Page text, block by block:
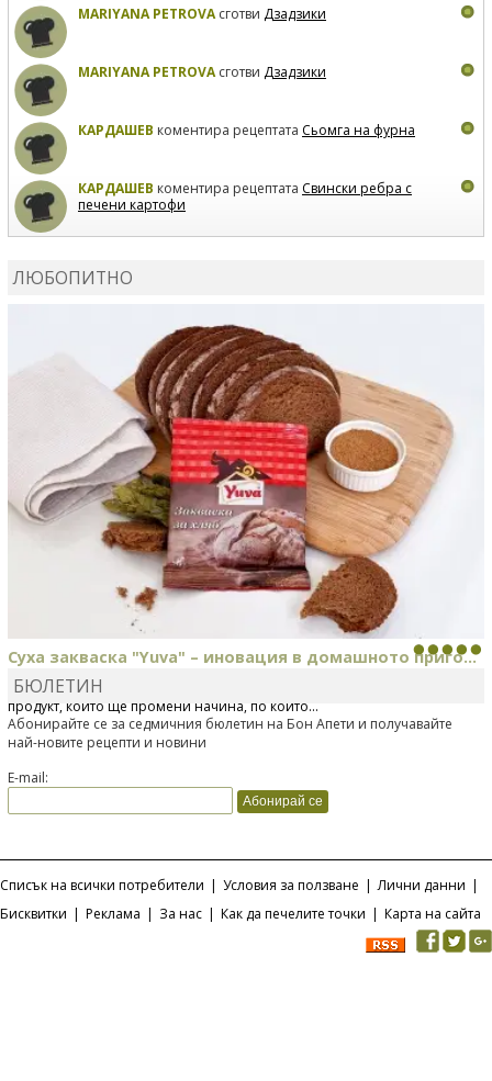
MARIYANA PETROVAсготви Дзадзики
MARIYANA PETROVAсготви Дзадзики
КАРДАШЕВ коментира рецептата Сьомга на фурна
КАРДАШЕВ коментира рецептата Свински ребра с
печени картофи
ЛЮБОПИТНО
Суха закваска "Yuva" – иновация в домашното приго...
Отскоро Лесафр България стартира предлагането на изцяло нов
продукт, който ще промени начина, по който...
БЮЛЕТИН
Абонирайте се за седмичния бюлетин на Бон Апети и получавайте
най-новите рецепти и новини
E-mail:
Списък на всички потребители | Условия за ползване | Лични данни |
Бисквитки | Реклама | За нас | Как да печелите точки | Карта на сайта